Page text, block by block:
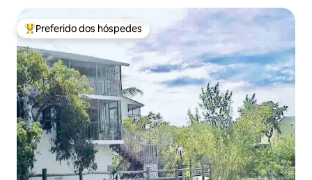
Entre os melhores preferidos dos hóspedes
Preferido dos hóspedes